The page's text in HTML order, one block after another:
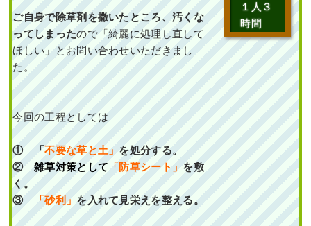
植えた事例｜大阪市鶴
見区A様
作業前 作業後 新築のエントラ
2023年9月28日/フイリヤブラン
阪市鶴見区,植栽,大阪市,アオダモ
オタフクナンテン, 常緑樹,常緑樹
,常緑樹マ行, マホニアコンフー
大阪府 植栽
ご自身で除草剤を撒いたところ、汚くな
ってしまったので「綺麗に処理し直して
ほしい」とお問い合わせいただきまし
た。
今回の工程としては
① 「不要な草と土」 を処分する。
②雑草対策として 「防草シート」 を敷
く。
③
「砂利」 を入れて見栄えを整える。
１人３
時間